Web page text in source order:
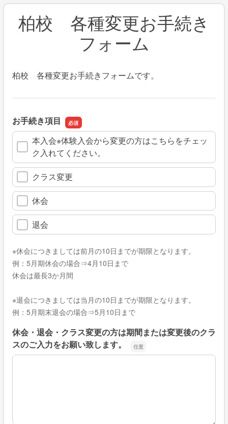
柏校 各種変更お手続き
フォーム
柏校 各種変更お手続きフォームです。
お手続き項目
本入会※体験入会から変更の方はこちらをチェッ
ク入れてください。
クラス変更
休会
退会
※休会につきましては前月の10日までが期限となります。
例：5月期休会の場合⇒4月10日まで
休会は最長3か月間
※退会につきましては当月の10日までが期限となります。
例：5月期末退会の場合⇒5月10日まで
休会・退会・クラス変更の方は期間または変更後のクラ
スのご入力をお願い致します。
休会・退会・クラス変更の方は期間または変更後のクラ